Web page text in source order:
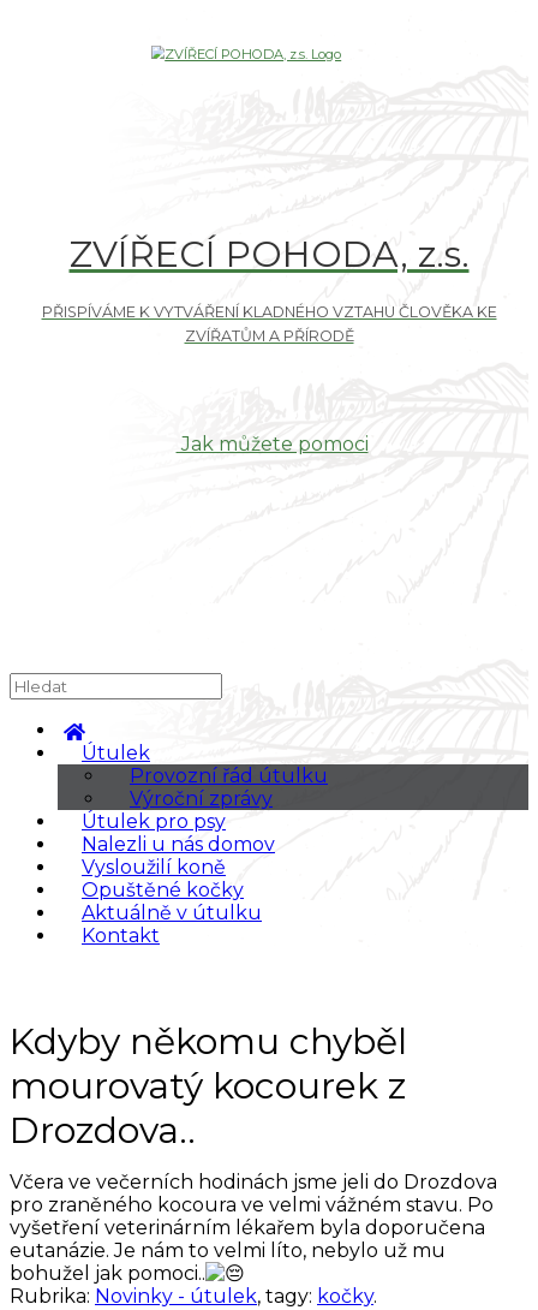
ZVÍŘECÍ POHODA, z.s.
Jak můžete pomoci
Útulek
Provozní řád útulku
Výroční zprávy
Útulek pro psy
Nalezli u nás domov
Vysloužilí koně
Opuštěné kočky
Aktuálně v útulku
Kontakt
Kdyby někomu chyběl
mourovatý kocourek z
Drozdova..
Včera ve večerních hodinách jsme jeli do Drozdova
pro zraněného kocoura ve velmi vážném stavu. Po
vyšetření veterinárním lékařem byla doporučena
eutanázie. Je nám to velmi líto, nebylo už mu
bohužel jak pomoci..
Rubrika: Novinky - útulek, tagy: kočky.